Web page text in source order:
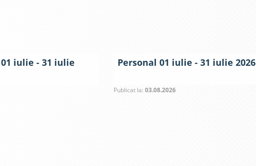
iulie - 31 iulie
Personal 01 iulie - 31 iulie 2026
Publicat la: 03.08.2026